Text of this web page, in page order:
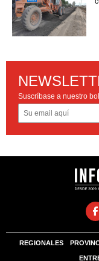
Suscríbase a nuestro
REGIONALES